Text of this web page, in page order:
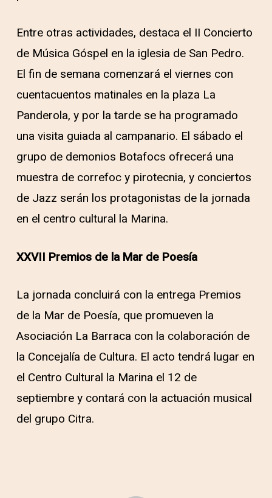
Entre otras actividades, destaca el II Concierto
de Música Góspel en la iglesia de San Pedro.
El fin de semana comenzará el viernes con
cuentacuentos matinales en la plaza La
Panderola, y por la tarde se ha programado
una visita guiada al campanario. El sábado el
grupo de demonios Botafocs ofrecerá una
muestra de correfoc y pirotecnia, y conciertos
de Jazz serán los protagonistas de la jornada
en el centro cultural la Marina.
XXVII Premios de la Mar de Poesía
La jornada concluirá con la entrega Premios
de la Mar de Poesía, que promueven la
Asociación La Barraca con la colaboración de
la Concejalía de Cultura. El acto tendrá lugar en
el Centro Cultural la Marina el 12 de
septiembre y contará con la actuación musical
del grupo Citra.